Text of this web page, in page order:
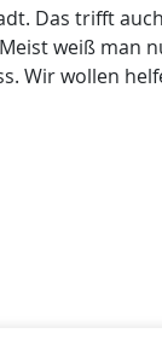
Das trifft
weiß man
Wir wollen